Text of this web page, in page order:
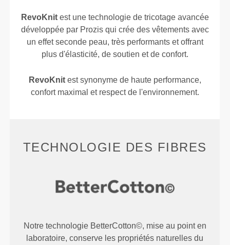
RevoKnitest une technologie de tricotage avancée
développée par Prozis qui crée des vêtements avec
un effet seconde peau, très performants et offrant
plus d'élasticité, de soutien et de confort.
RevoKnitest synonyme de haute performance,
confort maximal et respect de l'environnement.
TECHNOLOGIE DES FIBRES
Notre technologie BetterCotton©, mise au point en
laboratoire, conserve les propriétés naturelles du